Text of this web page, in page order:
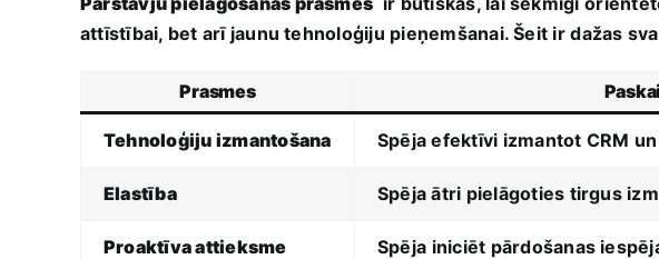
attīstībai, bet arī jaunu tehnoloģiju pieņemšanai. Šeit ir⁤ dažas
Prasmes
Tehnoloģiju izmantošana Spēja efektīvi izmantot CRM
Elastība Spēja ātri pielāgoties tirgus
Proaktīva attieksme Spēja ⁤iniciēt pārdošanas